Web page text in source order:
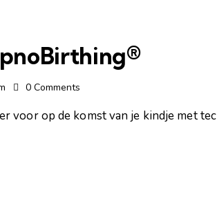
0 Comments
voor op de komst van je kindje met